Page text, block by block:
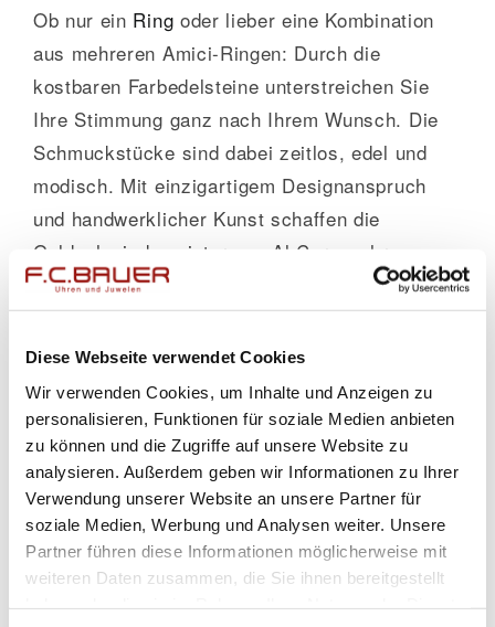
Diese Webseite verwendet Cookies
Wir verwenden Cookies, um Inhalte und Anzeigen zu
personalisieren, Funktionen für soziale Medien anbieten
zu können und die Zugriffe auf unsere Website zu
analysieren. Außerdem geben wir Informationen zu Ihrer
Verwendung unserer Website an unsere Partner für
soziale Medien, Werbung und Analysen weiter. Unsere
Partner führen diese Informationen möglicherweise mit
weiteren Daten zusammen, die Sie ihnen bereitgestellt
Ob nur ein Ring oder lieber eine Kombination
aus mehreren Amici-Ringen: Durch die
kostbaren Farbedelsteine unterstreichen Sie
Ihre Stimmung ganz nach Ihrem Wunsch. Die
Schmuckstücke sind dabei zeitlos, edel und
modisch. Mit einzigartigem Designanspruch
und handwerklicher Kunst schaffen die
Goldschmiedemeister von Al Coro wahre
Schätze. Sie verwenden ausschließlich
hochwertigste Materialien wie Rotgold,
Weißgold oder Gelbgold und kombinieren diese
mitausgesuchten Farbedelsteinen von hoher
Güte und fließenden Diamantpavés.
Überzeugen Sie sich selbst: InMünchen bei
Juwelier Bauerfinden Sie neben der Al Coro
Amici Kollektionweitere Kollektionen von Al
Coro.
Liebeserklärung in